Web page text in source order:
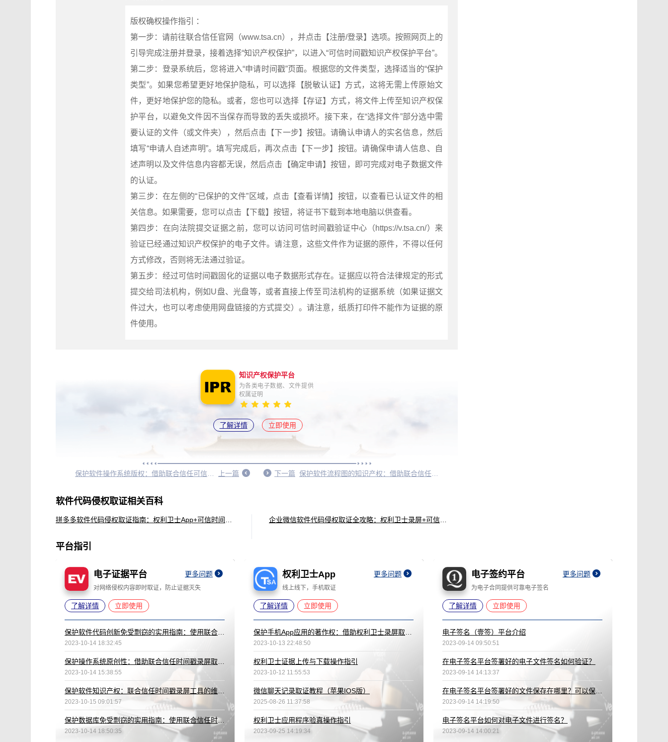
版权确权操作指引 ：
第一步：请前往联合信任官网（www.tsa.cn），并点击【注册/登录】选项。按照网页上的
引导完成注册并登录，接着选择“知识产权保护”，以进入“可信时间戳知识产权保护平台”。
第二步：登录系统后，您将进入“申请时间戳”页面。根据您的文件类型，选择适当的“保护
类型”。如果您希望更好地保护隐私，可以选择【脱敏认证】方式，这将无需上传原始文
件，更好地保护您的隐私。或者，您也可以选择【存证】方式，将文件上传至知识产权保
护平台，以避免文件因不当保存而导致的丢失或损坏。接下来，在“选择文件”部分选中需
要认证的文件（或文件夹），然后点击【下一步】按钮。请确认申请人的实名信息，然后
填写“申请人自述声明”。填写完成后，再次点击【下一步】按钮。请确保申请人信息、自
述声明以及文件信息内容都无误，然后点击【确定申请】按钮，即可完成对电子数据文件
的认证。
第三步：在左侧的“已保护的文件”区域，点击【查看详情】按钮，以查看已认证文件的相
关信息。如果需要，您可以点击【下载】按钮，将证书下载到本地电脑以供查看。
第四步：在向法院提交证据之前，您可以访问可信时间戳验证中心（https://v.tsa.cn/）来
验证已经通过知识产权保护的电子文件。请注意，这些文件作为证据的原件，不得以任何
方式修改，否则将无法通过验证。
第五步：经过可信时间戳固化的证据以电子数据形式存在。证据应以符合法律规定的形式
提交给司法机构，例如U盘、光盘等，或者直接上传至司法机构的证据系统（如果证据文
件过大，也可以考虑使用网盘链接的方式提交）。请注意，纸质打印件不能作为证据的原
件使用。
知识产权保护平台
为各类电子数据、文件提供
权属证明
了解详情 立即使用
上一篇 下一篇
软件代码侵权取证相关百科
平台指引
电子证据平台 更多问题
对网络侵权内容即时取证，防止证据灭失
了解详情 立即使用
2023-10-14 18:32:45
2023-10-14 15:38:55
2023-10-15 09:01:57
保护数据库免受剽窃的实用指南：使用联合信任时间戳录屏进行证据固化
2023-10-14 18:50:35
权利卫士App 更多问题
线上线下，手机取证
了解详情 立即使用
2023-10-13 22:48:50
权利卫士证据上传与下载操作指引
2023-10-12 11:55:53
微信聊天记录取证教程（苹果IOS版）
2025-08-26 11:37:58
权利卫士应用程序验真操作指引
2023-09-25 14:19:34
电子签约平台 更多问题
为电子合同提供可靠电子签名
了解详情 立即使用
电子签名（壹签）平台介绍
2023-09-14 09:50:51
在电子签名平台签署好的电子文件签名如何验证？
2023-09-14 14:13:37
2023-09-14 14:19:50
电子签名平台如何对电子文件进行签名？
2023-09-14 14:00:21